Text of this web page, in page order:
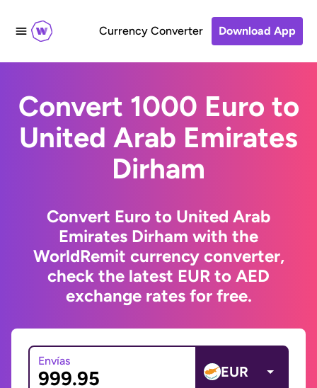
Currency Converter Download App
Convert 1000 Euro to
United Arab Emirates
Dirham
Convert Euro to United Arab
Emirates Dirham with the
WorldRemit currency converter,
check the latest EUR to AED
exchange rates for free.
Envías
EUR